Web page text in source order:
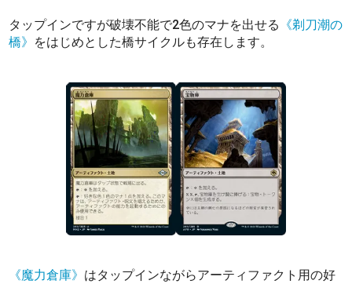
タップインですが破壊不能で2色のマナを出せる 《剃刀潮の
橋》 をはじめとした橋サイクルも存在します。
《魔力倉庫》 はタップインながらアーティファクト用の好